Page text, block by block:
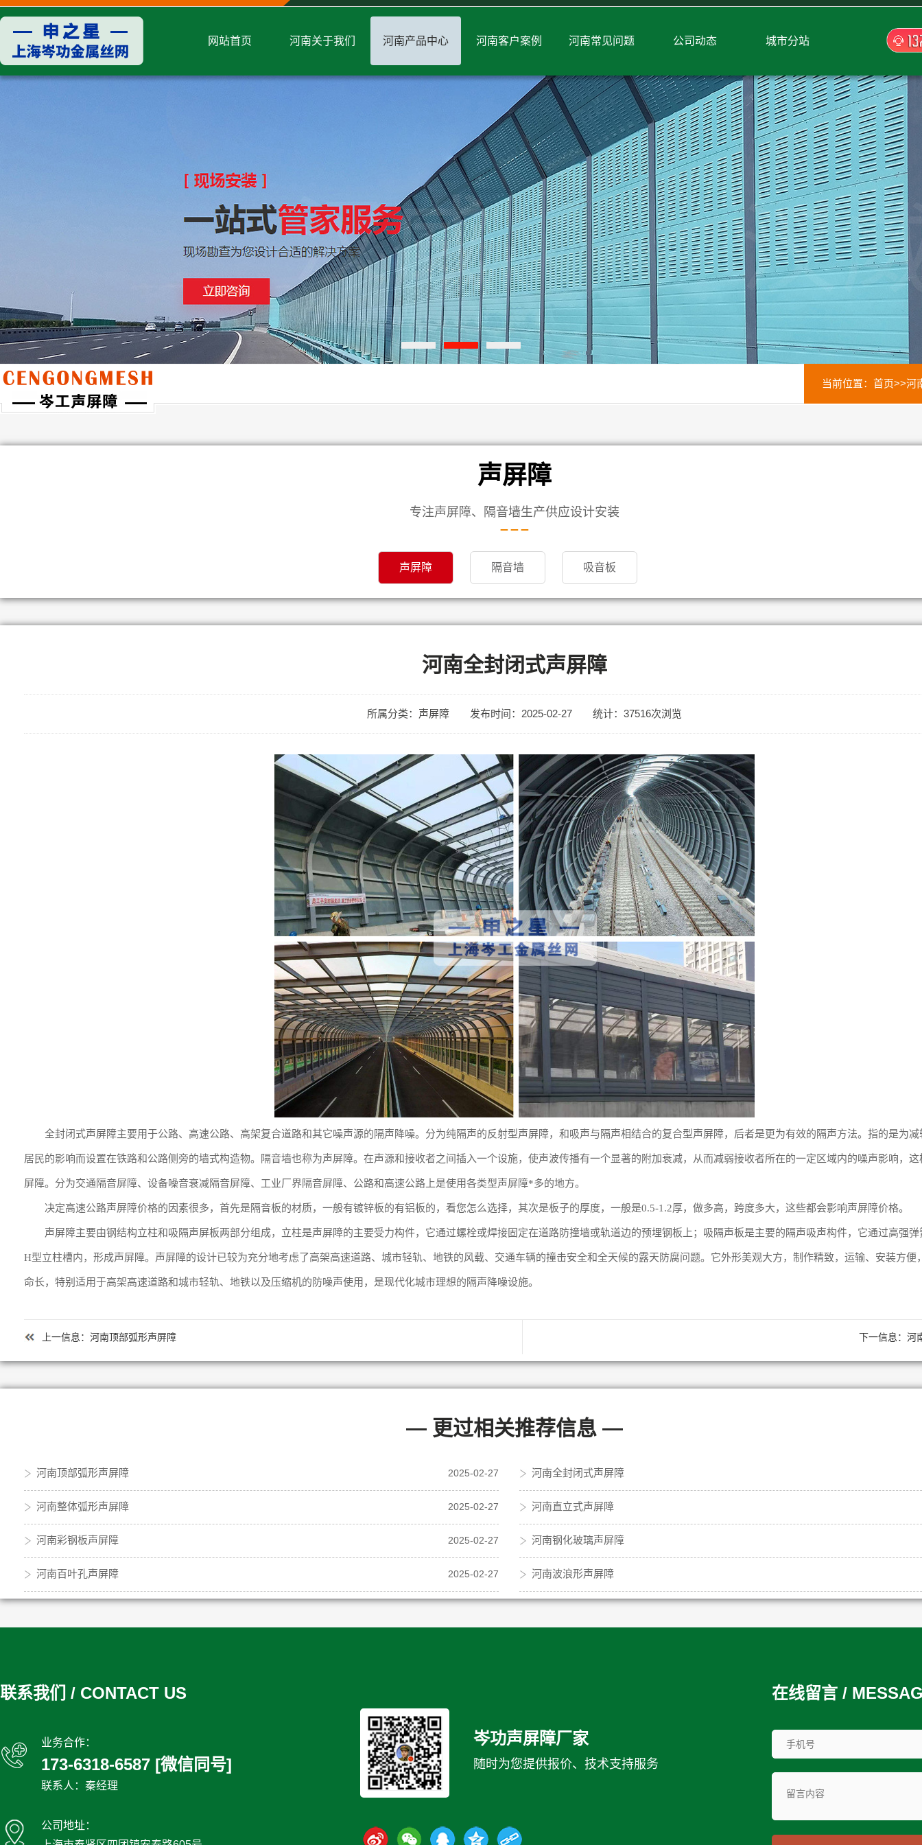
网站首页 河南关于我们 河南产品中心 河南客户案例 河南常见问题 公司动态 城市分站
当前位置： 首页>>河
声屏障
专注声屏障、隔音墙生产供应设计安装
声屏障 隔音墙 吸音板
河南全封闭式声屏障
所属分类：声屏障 发布时间：2025-02-27 统计：37516次浏览
全封闭式声屏障主要用于公路、高速公路、高架复合道路和其它噪声源的隔声降噪。分为纯隔声的反射型声屏障，和吸声与隔声相结合的复合型声屏障，后者是更为有效的隔声方法。指的是为
居民的影响而设置在铁路和公路侧旁的墙式构造物。隔音墙也称为声屏障。在声源和接收者之间插入一个设施，使声波传播有一个显著的附加衰减，从而减弱接收者所在的一定区域内的噪声影响，
屏障。分为交通隔音屏障、设备噪音衰减隔音屏障、工业厂界隔音屏障、公路和高速公路上是使用各类型声屏障*多的地方。
决定高速公路声屏障价格的因素很多，首先是隔音板的材质，一般有镀锌板的有铝板的，看您怎么选择，其次是板子的厚度，一般是0.5-1.2厚，做多高，跨度多大，这些都会影响声屏障价格。
声屏障主要由钢结构立柱和吸隔声屏板两部分组成，立柱是声屏障的主要受力构件，它通过螺栓或焊接固定在道路防撞墙或轨道边的预埋钢板上；吸隔声板是主要的隔声吸声构件，它通过高强
H型立柱槽内，形成声屏障。声屏障的设计已较为充分地考虑了高架高速道路、城市轻轨、地铁的风载、交通车辆的撞击安全和全天候的露天防腐问题。它外形美观大方，制作精致，运输、安装方便
命长，特别适用于高架高速道路和城市轻轨、地铁以及压缩机的防噪声使用，是现代化城市理想的隔声降噪设施。
上一信息： 河南顶部弧形声屏障 下一信息：河
— 更过相关推荐信息 —
河南顶部弧形声屏障 2025-02-27 河南全封闭式声屏障
河南整体弧形声屏障 2025-02-27 河南直立式声屏障
河南彩钢板声屏障 2025-02-27 河南钢化玻璃声屏障
河南百叶孔声屏障 2025-02-27 河南波浪形声屏障
联系我们 / CONTACT US
业务合作：
173-6318-6587 [微信同号]
联系人：秦经理
公司地址：
岑功声屏障厂家
随时为您提供报价、技术支持服务
在线留言 /